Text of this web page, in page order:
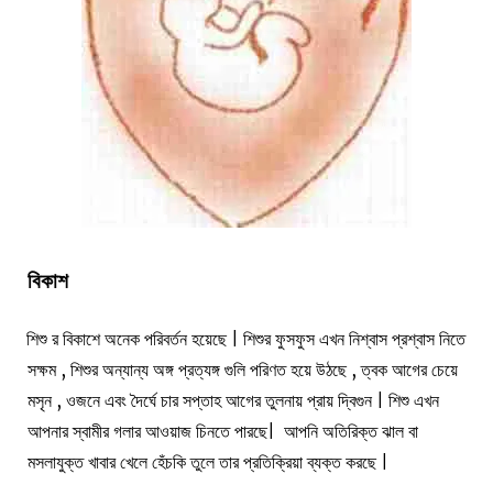
বিকাশ
শিশু র বিকাশে অনেক পরিবর্তন হয়েছে | শিশুর ফুসফুস এখন নিশ্বাস প্রশ্বাস নিতে
সক্ষম , শিশুর অন্যান্য অঙ্গ প্রত্যঙ্গ গুলি পরিণত হয়ে উঠছে , ত্বক আগের চেয়ে
মসৃন , ওজনে এবং দৈর্ঘে চার সপ্তাহ আগের তুলনায় প্রায় দ্বিগুন | শিশু এখন
আপনার স্বামীর গলার আওয়াজ চিনতে পারছে| আপনি অতিরিক্ত ঝাল বা
মসলাযুক্ত খাবার খেলে হেঁচকি তুলে তার প্রতিক্রিয়া ব্যক্ত করছে |